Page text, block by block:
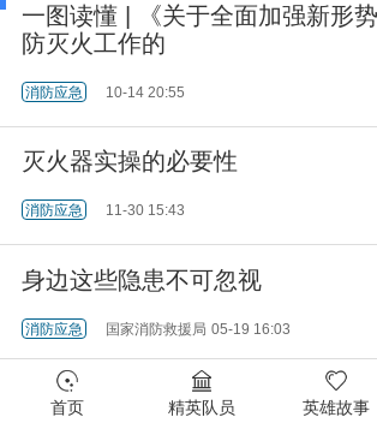
一图读懂 | 《关于全面加强新形
防灭火工作的
消防应急 10-14 20:55
灭火器实操的必要性
消防应急 11-30 15:43
身边这些隐患不可忽视
消防应急 国家消防救援局 05-19 16:03
19人死亡只因不用灭火器！最全
首页 精英队员 英雄故事